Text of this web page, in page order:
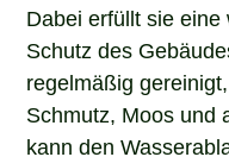
Dabei erfüllt sie
Schutz des
regelmäßig
Schmutz, Moos und
kann den